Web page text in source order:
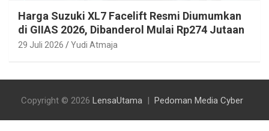
Harga Suzuki XL7 Facelift Resmi Diumumkan
di GIIAS 2026, Dibanderol Mulai Rp274 Jutaan
29 Juli 2026 Yudi Atmaja
Copyright © 2026 LensaUtama Pedoman Media Cyber